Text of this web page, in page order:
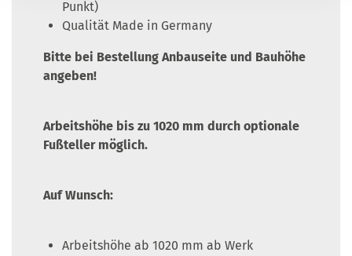
Punkt)
Qualität Made in Germany
Bitte bei Bestellung Anbauseite und Bauhöhe
angeben!
Arbeitshöhe bis zu 1020 mm durch optionale
Fußteller möglich.
Auf Wunsch:
Arbeitshöhe ab 1020 mm ab Werk